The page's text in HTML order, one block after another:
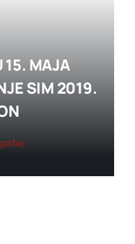
15. MAJA
SIM 2019.